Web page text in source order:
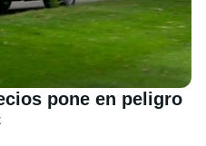
pone en peligro